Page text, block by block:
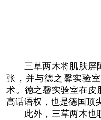
三草两木将肌肤屏
张，并与德之馨实验
术。德之馨实验室在皮
高话语权，也是德国顶
此外，三草两木也